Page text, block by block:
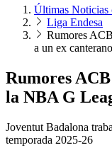
Últimas Noticias
Liga Endesa
Rumores
a un ex canterano
Rumores
la NBA G
Joventut Badalona
temporada 2025-26